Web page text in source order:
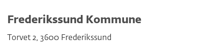
Frederikssund Kommune
Torvet 2, 3600 Frederikssund